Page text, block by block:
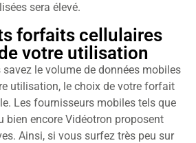
sera élevé.
forfaits cellulaires
votre utilisation
le volume de données mobiles
utilisation, le choix de votre forfait
Les fournisseurs mobiles tels que
bien encore Vidéotron proposent
Ainsi, si vous surfez très peu sur